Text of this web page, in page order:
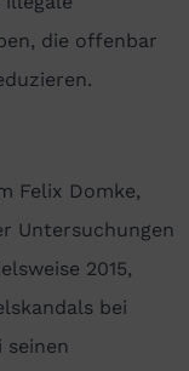
die offenbar
Felix Domke,
Untersuchungen
2015,
bei
seinen